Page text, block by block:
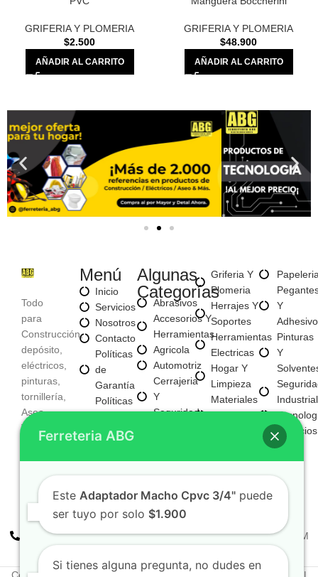
GRIFERIA Y PLOMERIA
$2.500
AÑADIR AL CARRITO
GRIFERIA Y PLOMERIA
$48.900
AÑADIR AL CARRITO
Todo
para
Construcción,
depósito,
eléctricos,
pinturas,
tornillería,
Aseo,
Tecnología,
entre
otros
Menú
Inicio
Servicios
Nosotros
Contacto
Políticas
de
Garantía
Políticas
Privacidad
Algunas
Categorías
Abrasivos
Accesorios Y
Herramientas
Agricola
Automotriz
Cerrajeria
Y
Seguridad
Iluminacion
Fijaciones
Y
Tornilleria
Griferia Y
Plomeria
Herrajes Y
Soportes
Herramientas
Electricas
Hogar Y
Limpieza
Materiales
Para
Construccion
Mayorista
De Negocio
Nuevo
Y
Pinturas
Y
Industrial
Servicios
+57 310 2938411
FERREPINTURASABG123@GMAIL.COM
Ferreteria ABG
Este Adaptador Macho Cpvc 3/4" puede
ser tuyo por solo $1.900
Si tienes alguna pregunta, no dudes en